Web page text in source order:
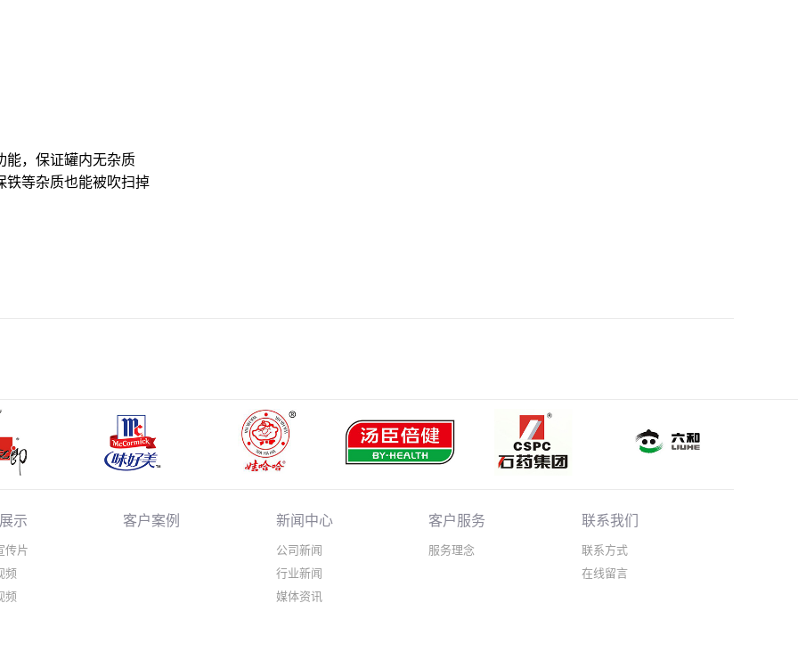
能，保证罐内无杂质
铁等杂质也能被吹扫掉
示
传片
频
频
客户案例 新闻中心
公司新闻
行业新闻
媒体资讯
客户服务
服务理念
联系我们
联系方式
在线留言